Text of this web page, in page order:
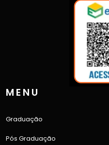
MENU
Graduação
Pós Graduação